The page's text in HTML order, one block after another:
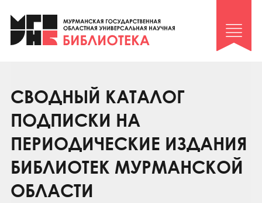
Клуб «Гиря и сельдерей»
Клуб «Семейный архив»
Коллегам
Контакты
СВОДНЫЙ КАТАЛОГ
ПОДПИСКИ НА
ПЕРИОДИЧЕСКИЕ ИЗДАНИЯ
БИБЛИОТЕК МУРМАНСКОЙ
ОБЛАСТИ